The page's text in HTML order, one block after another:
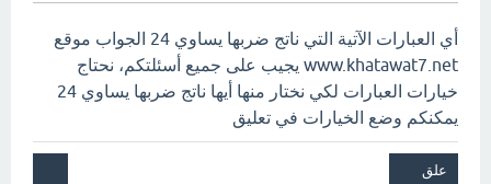
أي العبارات الآتية التي ناتج ضربها يساوي 24 الجواب موقع
www.khatawat7.net يجيب على جميع أسئلتكم، نحتاج
خيارات العبارات لكي نختار منها أيها ناتج ضربها يساوي 24
يمكنكم وضع الخيارات في تعليق